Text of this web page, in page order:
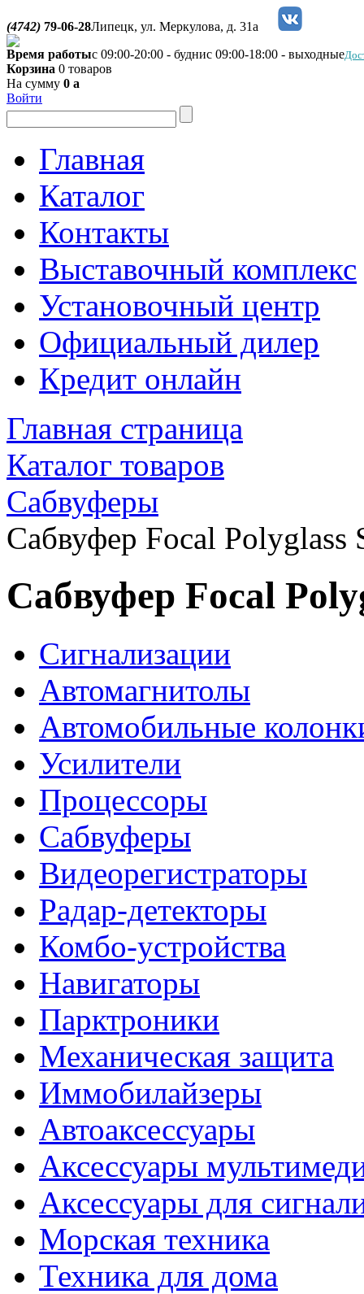
(4742) 79-06-28Липецк, ул. Меркулова, д. 31а
Время работыс 09:00-20:00 - буднис 09:00-18:00 - выходные
Корзина 0 товаров
На сумму 0 a
Войти
Главная
Каталог
Контакты
Выставочный комплекс
Установочный центр
Официальный дилер
Кредит онлайн
Главная страница
Каталог товаров
Сабвуферы
Сабвуфер Focal Polyglass
Сабвуфер Focal
Сигнализации
Автомагнитолы
Автомобильные
Усилители
Процессоры
Сабвуферы
Видеорегистраторы
Радар-детекторы
Комбо-устройства
Навигаторы
Парктроники
Механическая защита
Иммобилайзеры
Автоаксессуары
Аксессуары
Аксессуары для
Морская техника
Техника для дома